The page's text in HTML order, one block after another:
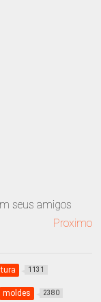
seus amigos
Proximo
1131
moldes 2380